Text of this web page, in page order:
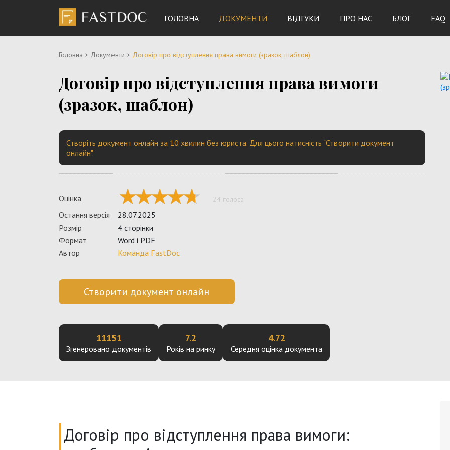
ГОЛОВНА ДОКУМЕНТИ ВІДГУКИ ПРО НАС БЛОГ FAQ
Головна > Документи > Договір про відступлення права вимоги (зразок, шаблон)
Договір про відступлення права вимоги
(зразок, шаблон)
Створіть документ онлайн за 10 хвилин без юриста. Для цього натисність "Створити документ
онлайн".
Оцінка 24 голоса
Остання версія
28.07.2025
Розмір
4 сторінки
Формат
Word і PDF
Автор
Команда FastDoc
Створити документ онлайн
11151
Згенеровано документів
7.2
Років на ринку
4.72
Середня оцінка документа
Договір про відступлення права вимоги: